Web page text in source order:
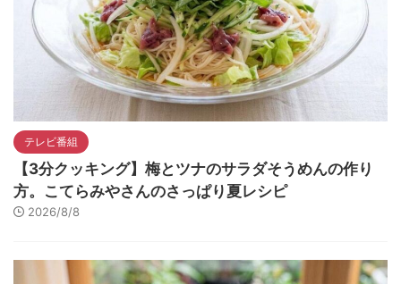
テレビ番組
【3分クッキング】梅とツナのサラダそうめんの作り
方。こてらみやさんのさっぱり夏レシピ
2026/8/8